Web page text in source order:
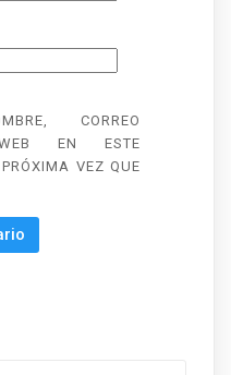
CORREO
EN ESTE
VEZ QUE